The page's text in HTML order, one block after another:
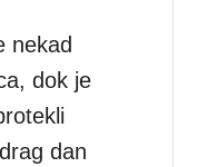
nekad
dok je
dan